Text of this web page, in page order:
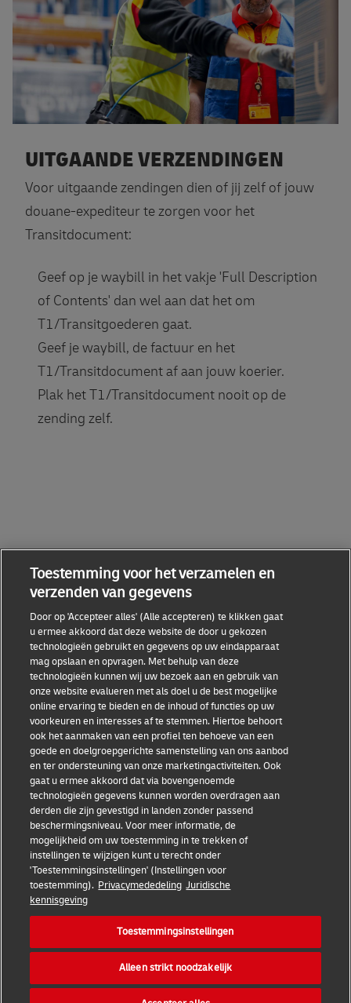
UITGAANDE VERZENDINGEN
Voor uitgaande zendingen dien of jij zelf of jouw
douane-expediteur te zorgen voor het
Transitdocument:
Geef op je waybill in het vakje 'Full Description
of Contents' dan wel aan dat het om
T1/Transitgoederen gaat.
Geef je waybill, de factuur en het
T1/Transitdocument af aan jouw koerier.
Plak het T1/Transitdocument nooit op de
zending zelf.
Handige links
Helpdesk
DHL
Toestemmingsinstellingen Algemene voorwaarden
Privacy Policy Toegankelijkheid
2026 DHL Express. Alle rechten voorbehouden
Toestemming voor het verzamelen en
verzenden van gegevens
Door op 'Accepteer alles' (Alle accepteren) te klikken gaat
u ermee akkoord dat deze website de door u gekozen
technologieën gebruikt en gegevens op uw eindapparaat
mag opslaan en opvragen. Met behulp van deze
technologieën kunnen wij uw bezoek aan en gebruik van
onze website evalueren met als doel u de best mogelijke
online ervaring te bieden en de inhoud of functies op uw
voorkeuren en interesses af te stemmen. Hiertoe behoort
ook het aanmaken van een profiel ten behoeve van een
goede en doelgroepgerichte samenstelling van ons aanbod
en ter ondersteuning van onze marketingactiviteiten. Ook
gaat u ermee akkoord dat via bovengenoemde
technologieën gegevens kunnen worden overdragen aan
derden die zijn gevestigd in landen zonder passend
beschermingsniveau. Voor meer informatie, de
mogelijkheid om uw toestemming in te trekken of
instellingen te wijzigen kunt u terecht onder
'Toestemmingsinstellingen' (Instellingen voor
toestemming). Privacymededeling Juridische
kennisgeving
Toestemmingsinstellingen
Alleen strikt noodzakelijk